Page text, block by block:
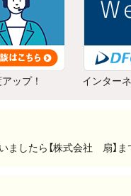
ップ！ インター
したら【株式会社 扇】ま